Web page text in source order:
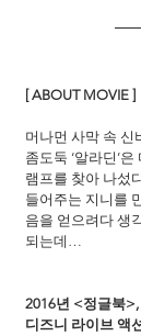
[ ABOUT MOVIE ]
머나먼 사막 속 신
좀도둑 ‘알라딘’은
램프를 찾아 나섰
들어주는 지니를
음을 얻으려다 생
되는데…
2016년 <정글북
디즈니 라이브 액